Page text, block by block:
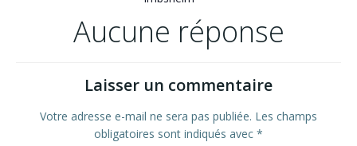
Aucune réponse
Laisser un commentaire
Votre adresse e-mail ne sera pas publiée. Les champs
obligatoires sont indiqués avec *